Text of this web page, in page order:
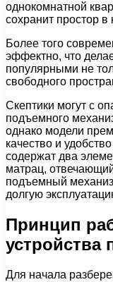
однокомнатной
сохранит простор
Более того
эффектно, что
популярными не
свободного
Скептики могут с
подъемного
однако модели
качество и
содержат два
матрац,
подъемный
долгую
Принцип
устройства
Для начала